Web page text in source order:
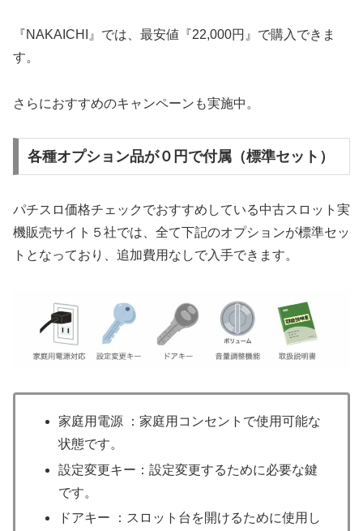
『NAKAICHI』では、最安値『22,000円』で購入できま
す。
さらにおすすめのキャンペーンも実施中。
各種オプション品が０円で付属（標準セット）
パチスロ価格チェックでおすすめしている中古スロット実
機販売サイト５社では、全て下記のオプションが標準セッ
トとなっており、追加費用なしで入手できます。
家庭用電源 ：家庭用コンセントで使用可能な
状態です。
設定変更キー：設定変更するために必要な鍵
です。
ドアキー ：スロット台を開けるために使用し